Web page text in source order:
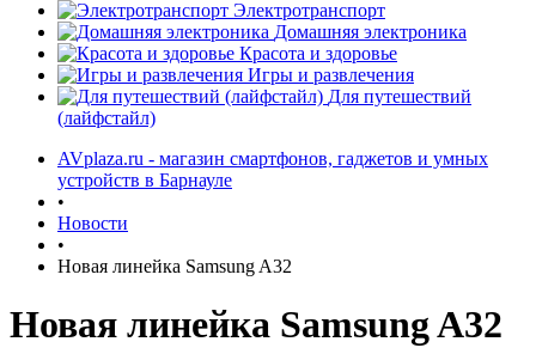
Электротранспорт
Домашняя электроника
Красота и здоровье
Игры и развлечения
Для путешествий
(лайфстайл)
AVplaza.ru - магазин смартфонов, гаджетов и умных
устройств в Барнауле
•
Новости
•
Новая линейка Samsung A32
Новая линейка Samsung A32